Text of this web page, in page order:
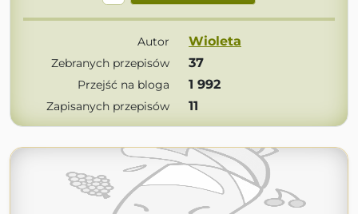
Autor Wioleta
Zebranych przepisów 37
Przejść na bloga 1 992
Zapisanych przepisów 11